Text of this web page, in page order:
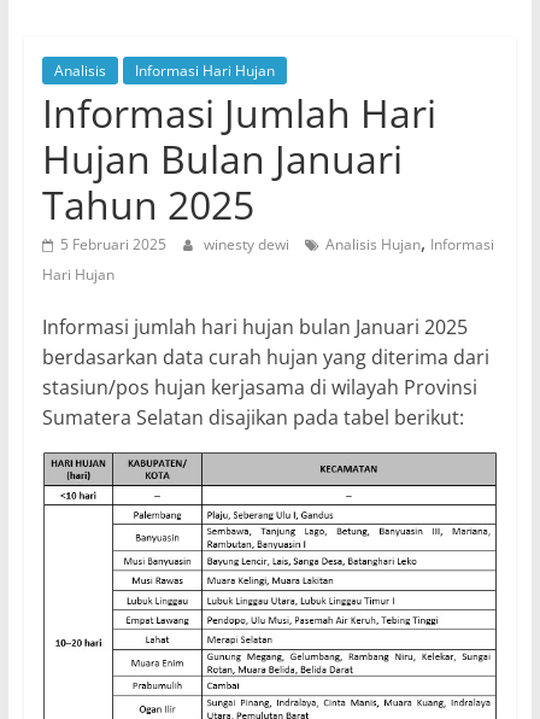
Koordinator
BMKG
Sumatera
Selatan
Analisis Informasi Hari Hujan
Informasi Jumlah Hari
Hujan Bulan Januari
Tahun 2025
5 Februari 2025 winesty dewi Analisis Hujan, Informasi
Hari Hujan
Informasi jumlah hari hujan bulan Januari 2025
berdasarkan data curah hujan yang diterima dari
stasiun/pos hujan kerjasama di wilayah Provinsi
Sumatera Selatan disajikan pada tabel berikut: